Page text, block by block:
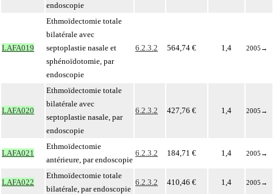
endoscopie
LAFA019
Ethmoïdectomie totale
bilatérale avec
septoplastie nasale et
sphénoïdotomie, par
endoscopie
6.2.3.2 564,74 € 1,4 2005 →
LAFA020
Ethmoïdectomie totale
bilatérale avec
septoplastie nasale, par
endoscopie
6.2.3.2 427,76 € 1,4 2005 →
LAFA021
Ethmoïdectomie
antérieure, par endoscopie
6.2.3.2 184,71 € 1,4 2005 →
LAFA022
Ethmoïdectomie totale
bilatérale, par endoscopie
6.2.3.2 410,46 € 1,4 2005 →